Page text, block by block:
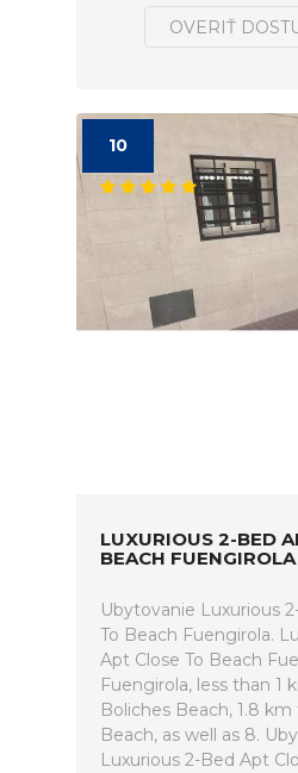
OVERIŤ
10
LUXURIOUS 2-BED
BEACH FUENGIROLA
Ubytovanie Luxurious
To Beach Fuengirola.
Apt Close To Beach
Fuengirola, less than 1
Boliches Beach, 1.8 km
Beach, as well as 8.
Luxurious 2-Bed Apt